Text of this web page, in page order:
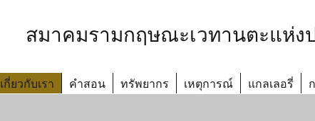
สมาคมรามกฤษณะเวทานตะแห่ง
เกี่ยวกับเรา คำสอน ทรัพยากร เหตุการณ์ แกลเลอรี่